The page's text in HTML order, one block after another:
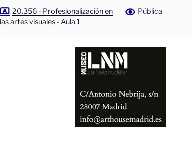
20.356 - Profesionalización en
las artes visuales - Aula 1
Pública